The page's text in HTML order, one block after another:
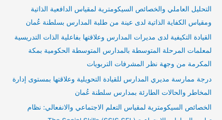
التحليل العاملي والخصائص السيكومترية لمقياس الدافعية الذاتية
ومقياس الكفاية الذاتية لدى عينة من طلبة المدارس بسلطنة عُمان
القيادة التكيفية لدى مديرات المدارس وعلاقتها بفاعلية الذات التدريسية
لمعلمات المرحلة المتوسطة بالمدارس المتوسطة الحكومية بمكة
المكرمة من وجهة نظر المشرفات التربويات
درجة ممارسة مديري المدارس للقيادة التحويلية وعلاقتها بمستوى إدارة
المخاطر والحالات الطارئة بمدارس سلطنة عُمان
الخصائص السيكومترية لمقياس التعلم الاجتماعي والانفعالي: نظام